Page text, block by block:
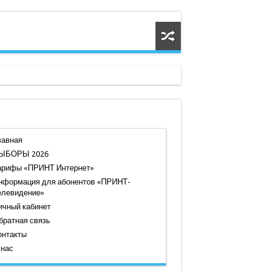
2026
«ПРИНТ Интернет»
для абонентов «ПРИНТ-
кабинет
связь